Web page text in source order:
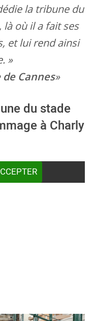
la tribune du
là où il a fait ses
et lui rend ainsi
»
Cannes
du stade
à Charly